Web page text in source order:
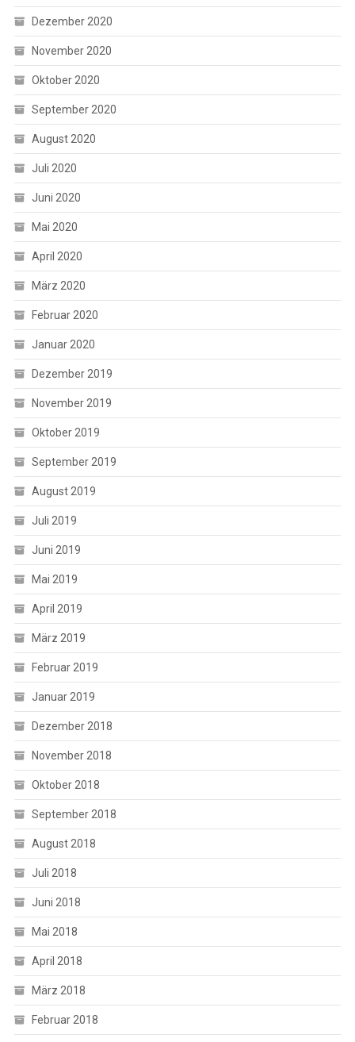
Dezember 2020
November 2020
Oktober 2020
September 2020
August 2020
Juli 2020
Juni 2020
Mai 2020
April 2020
März 2020
Februar 2020
Januar 2020
Dezember 2019
November 2019
Oktober 2019
September 2019
August 2019
Juli 2019
Juni 2019
Mai 2019
April 2019
März 2019
Februar 2019
Januar 2019
Dezember 2018
November 2018
Oktober 2018
September 2018
August 2018
Juli 2018
Juni 2018
Mai 2018
April 2018
März 2018
Februar 2018